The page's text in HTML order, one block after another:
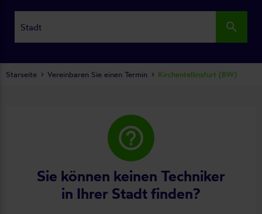
search
help_outline
Sie können keinen Techniker
in Ihrer Stadt finden?
Starseite Vereinbaren Sie einen Termin Kirchentellinsfurt (BW)